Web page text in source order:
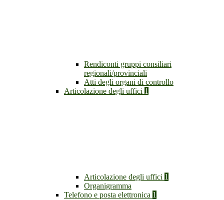
Rendiconti gruppi consiliari
regionali/provinciali
Atti degli organi di controllo
Articolazione degli uffici 1
Articolazione degli uffici 1
Organigramma
Telefono e posta elettronica 1